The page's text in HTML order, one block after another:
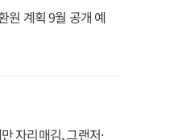
원 계획 9월 공개 예
자리매김, 그랜저·